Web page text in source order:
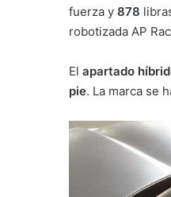
fuerza y 878
robotizada AP
El apartado
pie. La marca se